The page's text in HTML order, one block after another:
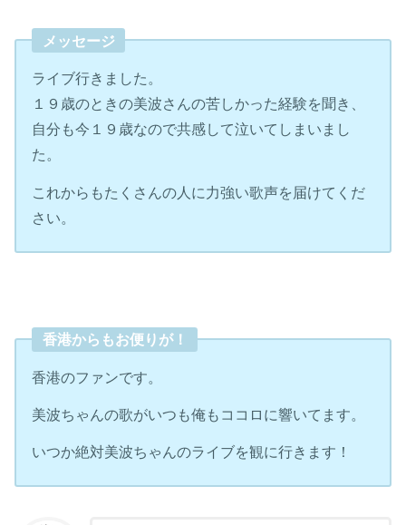
メッセージ
ライブ行きました。
１９歳のときの美波さんの苦しかった経験を聞き、
自分も今１９歳なので共感して泣いてしまいまし
た。
これからもたくさんの人に力強い歌声を届けてくだ
さい。
香港からもお便りが！
香港のファンです。
美波ちゃんの歌がいつも俺もココロに響いてます。
いつか絶対美波ちゃんのライブを観に行きます！